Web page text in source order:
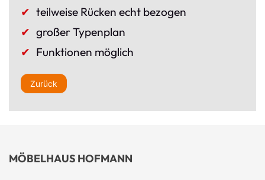
teilweise Rücken echt bezogen
großer Typenplan
Funktionen möglich
Zurück
MÖBELHAUS HOFMANN